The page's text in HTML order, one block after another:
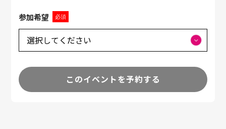
参加希望 必須
このイベントを予約する